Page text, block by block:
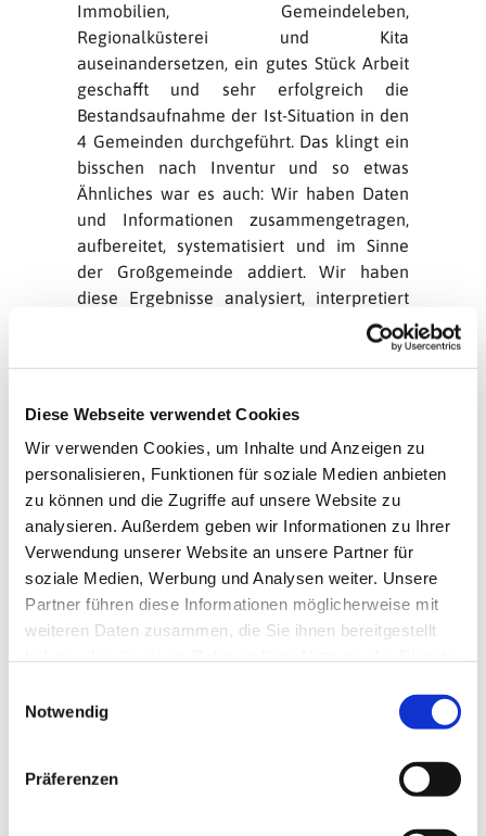
Diese Webseite verwendet Cookies
Wir verwenden Cookies, um Inhalte und Anzeigen zu
personalisieren, Funktionen für soziale Medien anbieten
zu können und die Zugriffe auf unsere Website zu
analysieren. Außerdem geben wir Informationen zu Ihrer
Verwendung unserer Website an unsere Partner für
soziale Medien, Werbung und Analysen weiter. Unsere
Partner führen diese Informationen möglicherweise mit
weiteren Daten zusammen, die Sie ihnen bereitgestellt
Notwendig
Präferenzen
Immobilien, Gemeindeleben,
Regionalküsterei und Kita
auseinandersetzen, ein gutes Stück Arbeit
geschafft und sehr erfolgreich die
Bestandsaufnahme der Ist-Situation in den
4 Gemeinden durchgeführt. Das klingt ein
bisschen nach Inventur und so etwas
Ähnliches war es auch: Wir haben Daten
und Informationen zusammengetragen,
aufbereitet, systematisiert und im Sinne
der Großgemeinde addiert. Wir haben
diese Ergebnisse analysiert, interpretiert
und natürlich diskutiert. Und die Sitzungen
wurden immer auch protokolliert. Eine
ganz wichtige Aufgabe im
Teilnehmer*innen der anderen
Projektentwicklungsgruppen und das
Steuerungsgremium, über die Arbeit und
die Ergebnisse auf dem Laufenden zu
halten.
Die 4 Gemeinden wollen fusionieren, um
Kräfte zu bündeln und um gemeinsam
Neues zu gestalten, um z.B. die
Angebotspalette für Gemeindemitglieder
gehörende Menschen, zielgruppengerecht